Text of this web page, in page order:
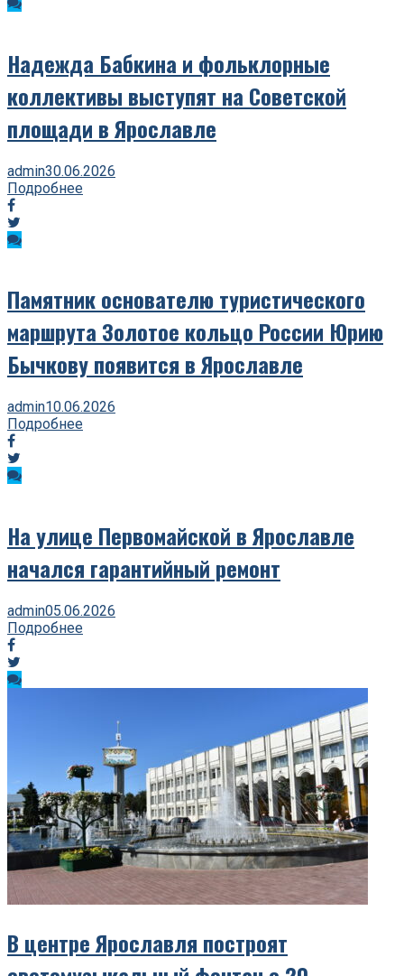
Надежда Бабкина и фольклорные
коллективы выступят на Советской
площади в Ярославле
admin30.06.2026
Подробнее
Памятник основателю туристического
маршрута Золотое кольцо России Юрию
Бычкову появится в Ярославле
admin10.06.2026
Подробнее
На улице Первомайской в Ярославле
начался гарантийный ремонт
admin05.06.2026
Подробнее
В центре Ярославля построят